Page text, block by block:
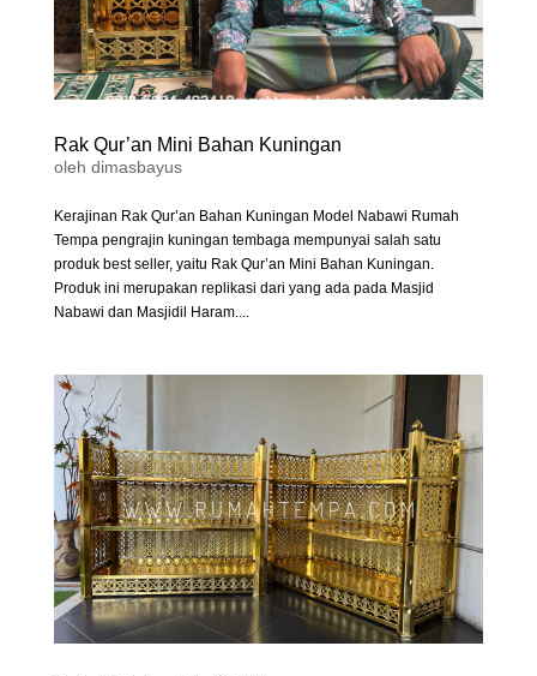
Rak Qur’an Mini Bahan Kuningan
oleh dimasbayus
Kerajinan Rak Qur’an Bahan Kuningan Model Nabawi Rumah
Tempa pengrajin kuningan tembaga mempunyai salah satu
produk best seller, yaitu Rak Qur’an Mini Bahan Kuningan.
Produk ini merupakan replikasi dari yang ada pada Masjid
Nabawi dan Masjidil Haram....